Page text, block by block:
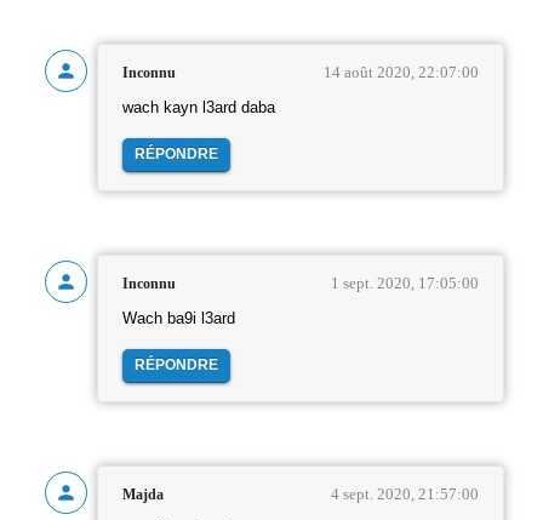
Inconnu 14 août 2020, 22:07:00
wach kayn l3ard daba
RÉPONDRE
Inconnu 1 sept. 2020, 17:05:00
Wach ba9i l3ard
RÉPONDRE
Majda 4 sept. 2020, 21:57:00